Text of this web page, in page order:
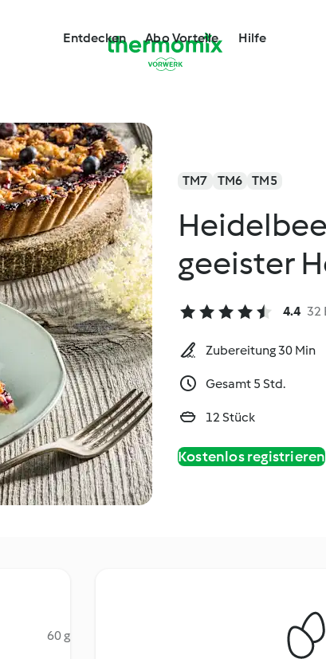
Entdecken Abo Vorteile Hilfe
TM7 TM6 TM5
geeister
4.4 32
Zubereitung 30 Min
Gesamt 5 Std.
12 Stück
Kostenlos registrieren
60 g